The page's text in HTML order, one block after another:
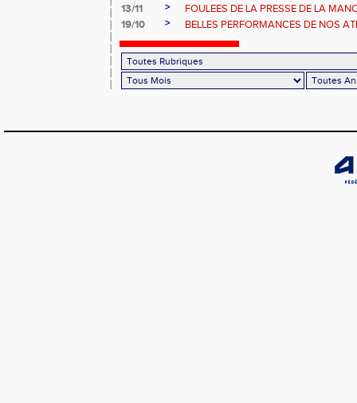
13/11
>
FOULEES DE LA PRESSE DE LA
19/10
> BELLES PERFORMANCES DE NOS